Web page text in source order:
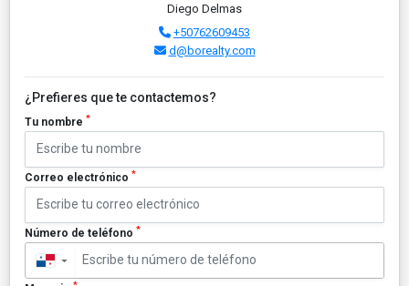
Diego Delmas
+50762609453
d@borealty.com
¿Prefieres que te contactemos?
Tu nombre *
Correo electrónico *
Número de teléfono *
▼